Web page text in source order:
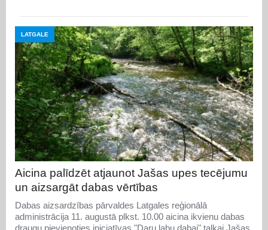
LATGALE
Aicina palīdzēt atjaunot Jašas upes tecējumu
un aizsargāt dabas vērtības
Dabas aizsardzības pārvaldes Latgales reģionālā
administrācija 11. augustā plkst. 10.00 aicina ikvienu dabas
draugu pievienoties iniciatīvas "Daru labu dabai" talkai Jašas